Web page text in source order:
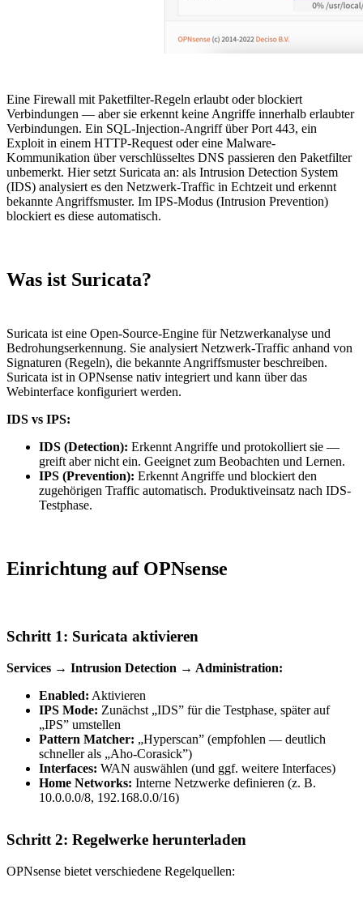
Eine Firewall mit Paketfilter-Regeln erlaubt oder blockiert
Verbindungen — aber sie erkennt keine Angriffe innerhalb erlaubter
Verbindungen. Ein SQL-Injection-Angriff über Port 443, ein
Exploit in einem HTTP-Request oder eine Malware-
Kommunikation über verschlüsseltes DNS passieren den Paketfilter
unbemerkt. Hier setzt Suricata an: als Intrusion Detection System
(IDS) analysiert es den Netzwerk-Traffic in Echtzeit und erkennt
bekannte Angriffsmuster. Im IPS-Modus (Intrusion Prevention)
blockiert es diese automatisch.
Was ist Suricata?
Suricata ist eine Open-Source-Engine für Netzwerkanalyse und
Bedrohungserkennung. Sie analysiert Netzwerk-Traffic anhand von
Signaturen (Regeln), die bekannte Angriffsmuster beschreiben.
Suricata ist in OPNsense nativ integriert und kann über das
Webinterface konfiguriert werden.
IDS vs IPS:
IDS (Detection): Erkennt Angriffe und protokolliert sie —
greift aber nicht ein. Geeignet zum Beobachten und Lernen.
IPS (Prevention): Erkennt Angriffe und blockiert den
zugehörigen Traffic automatisch. Produktiveinsatz nach IDS-
Testphase.
Einrichtung auf OPNsense
Schritt 1: Suricata aktivieren
Services → Intrusion Detection → Administration:
Enabled: Aktivieren
IPS Mode: Zunächst „IDS” für die Testphase, später auf
„IPS” umstellen
Pattern Matcher: „Hyperscan” (empfohlen — deutlich
schneller als „Aho-Corasick”)
Interfaces: WAN auswählen (und ggf. weitere Interfaces)
Home Networks: Interne Netzwerke definieren (z. B.
10.0.0.0/8, 192.168.0.0/16)
Schritt 2: Regelwerke herunterladen
OPNsense bietet verschiedene Regelquellen: